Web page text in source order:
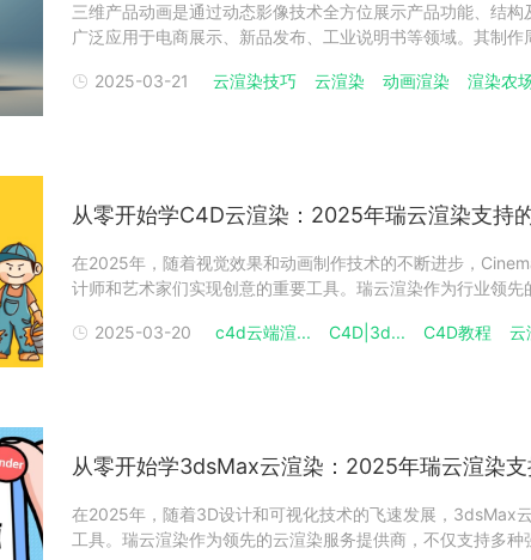
三维产品动画是通过动态影像技术全方位展示产品功能、结构
广泛应用于电商展示、新品发布、工业说明书等领域。其制作
件有哪些？本文将深入解析制作流程周期，并推荐适配的软件
2025-03-21 云渲染技巧 云渲染 动画渲染 渲染农
从零开始学C4D云渲染：2025年瑞云渲染支持
在2025年，随着视觉效果和动画制作技术的不断进步，
计师和艺术家们实现创意的重要工具。瑞云渲染作为行业领
支持的渲染器进行最新盘点，帮助用户了解各渲染器的特点和
2025-03-20 c4d云端渲... C4D|3d... C4D教程 云
从零开始学3dsMax云渲染：2025年瑞云渲染
在2025年，随着3D设计和可视化技术的飞速发展，3dsMax
工具。瑞云渲染作为领先的云渲染服务提供商，不仅支持多种